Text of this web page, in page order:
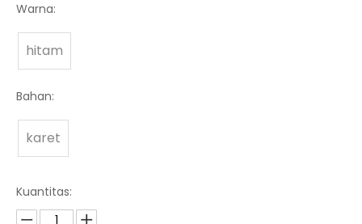
Warna:
hitam
Bahan:
karet
Kuantitas: